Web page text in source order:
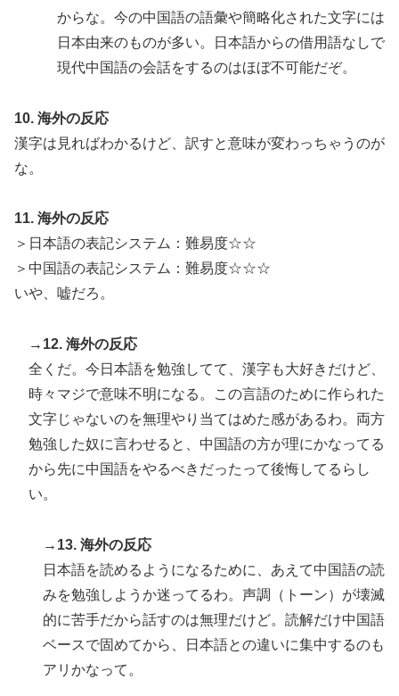
からな。今の中国語の語彙や簡略化された文字には
日本由来のものが多い。日本語からの借用語なしで
現代中国語の会話をするのはほぼ不可能だぞ。
10. 海外の反応
漢字は見ればわかるけど、訳すと意味が変わっちゃうのが
な。
11. 海外の反応
＞日本語の表記システム：難易度☆☆
＞中国語の表記システム：難易度☆☆☆
いや、嘘だろ。
→12. 海外の反応
全くだ。今日本語を勉強してて、漢字も大好きだけど、
時々マジで意味不明になる。この言語のために作られた
文字じゃないのを無理やり当てはめた感があるわ。両方
勉強した奴に言わせると、中国語の方が理にかなってる
から先に中国語をやるべきだったって後悔してるらし
い。
→13. 海外の反応
日本語を読めるようになるために、あえて中国語の読
みを勉強しようか迷ってるわ。声調（トーン）が壊滅
的に苦手だから話すのは無理だけど。読解だけ中国語
ベースで固めてから、日本語との違いに集中するのも
アリかなって。